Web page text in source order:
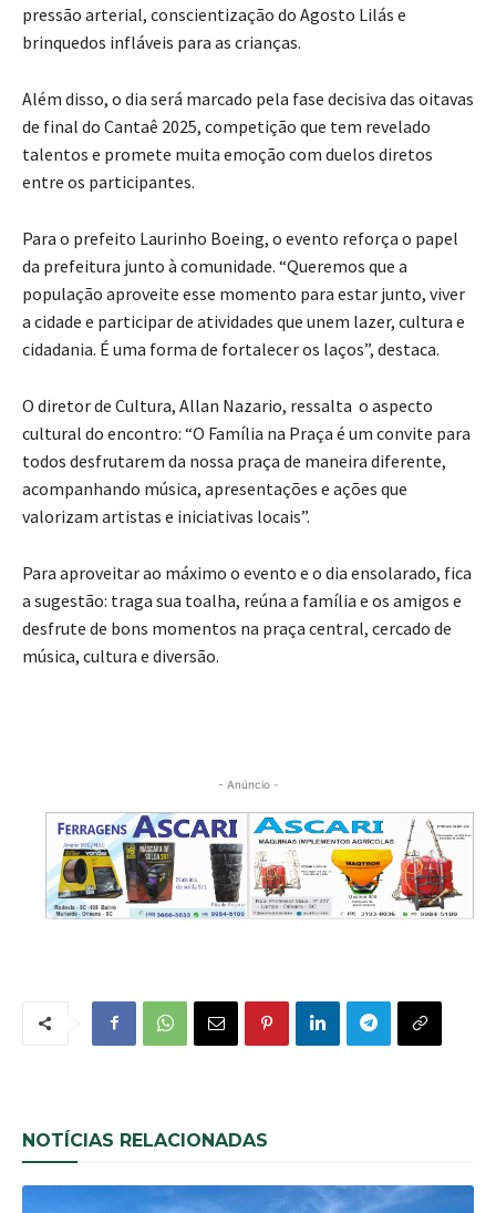
pressão arterial, conscientização do Agosto Lilás e
brinquedos infláveis para as crianças.
Além disso, o dia será marcado pela fase decisiva das oitavas
de final do Cantaê 2025, competição que tem revelado
talentos e promete muita emoção com duelos diretos
entre os participantes.
Para o prefeito Laurinho Boeing, o evento reforça o papel
da prefeitura junto à comunidade. “Queremos que a
população aproveite esse momento para estar junto, viver
a cidade e participar de atividades que unem lazer, cultura e
cidadania. É uma forma de fortalecer os laços”, destaca.
O diretor de Cultura, Allan Nazario, ressalta o aspecto
cultural do encontro: “O Família na Praça é um convite para
todos desfrutarem da nossa praça de maneira diferente,
acompanhando música, apresentações e ações que
valorizam artistas e iniciativas locais”.
Para aproveitar ao máximo o evento e o dia ensolarado, fica
a sugestão: traga sua toalha, reúna a família e os amigos e
desfrute de bons momentos na praça central, cercado de
música, cultura e diversão.
- Anúncio -
NOTÍCIAS RELACIONADAS